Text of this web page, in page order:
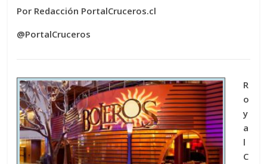
Por Redacción PortalCruceros.cl
@PortalCruceros
R
o
y
a
l
C